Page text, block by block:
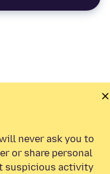
never ask you to
or share personal
suspicious activity